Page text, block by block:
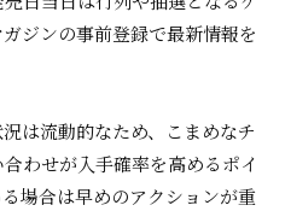
ジンの事前登録で最新情報を
は流動的なため、こまめなチ
わせが入手確率を高めるポイ
場合は早めのアクションが重